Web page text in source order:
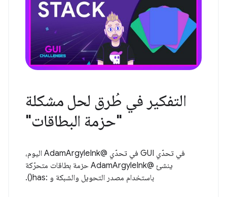
التفكير في طُرق لحل مشكلة
"حزمة البطاقات"
في تحدّي GUI في تحدّي @AdamArgyleInk اليوم،
ينشئ @AdamArgyleInk حزمة بطاقات متحرّكة
باستخدام مصدر التحويل والشبكة و :has().